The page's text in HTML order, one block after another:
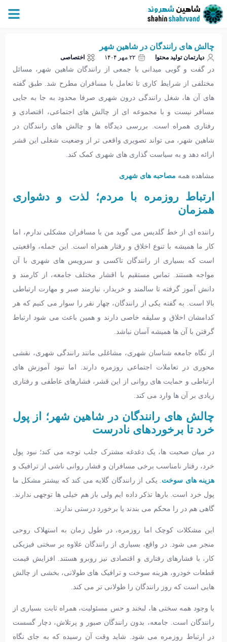
چالش های رانندگان در شاهین شهر
دپارتمان تولید محتوا ۲۲ مهر ۱۴۰۴ اختصاصی
در گفت و گویی میدانی با جمعی از رانندگان شاهین شهر، مسائل
مختلفی از شرایط کاری تا تعامل با مسافران مطرح شد. طبق گفته
های آن ها، شغل رانندگی درون شهری صرفا محدود به جا به جایی
مسافر نیست و با مجموعه ای از چالش های اجتماعی، اقتصادی و
رفتاری همراه است. بررسی دیدگاه ها و چالش های رانندگان در
شاهین شهر، می تواند تصویری واقعی تر از وضعیت شغلی این قشر
ارائه دهد و به سیاست گذاری های شهری کمک کند.
مشاهده همه مصاحبه های شهری
ارتباط روزمره با مردم؛ لذت و دشواری
همزمان
راننده ای از خط گلدیس می گوید من با مسافران مشکلی ندارم، اما
کار ما همیشه با تنوع اخلاق و رفتار همراه است. این جمله، واقعیتی
است که بسیاری از رانندگان تاکسی و سرویس های شهری با آن
مواجه هستند. تماس مستقیم با اقشار مختلف جامعه، از کارمند و
دانش آموز گرفته تا سالمند و خریدار، نیازمند صبر و مهارت ارتباطی
بالا است. به گفته‌ یکی از رانندگان، چهار نفر را سوار می کنیم که هر
کدامشان اخلاق و سلیقه خاصی دارند و همین باعث می شود ارتباط
گرفتن با آن ها همیشه آسان نباشد.
از نگاه جامعه شناسان شهری، مشاغلی مانند رانندگی شهری، نقشی
محوری در تعاملات اجتماعی روزمره دارند. اما نبود آموزش های
ارتباطی و حمایت های روانی از این قشر، فشارهای عاطفی و رفتاری
زیادی بر آن ها وارد می کند.
چالش های رانندگان در شاهین شهر؛ از پول
خرد تا برخوردهای نادرست
در میان صحبت ها، یک دغدغه مشترک جلب توجه می کند؛ نبود پول
خرد، رفتار نامناسب برخی مسافران و فشار روانی ناشی از ترافیک و
هزینه های سوخت . یکی از رانندگان گلایه می کند که بیشتر مشکل ما
پول خرد است. بارها تذکر داده ایم ولی باز هم خیلی ها توجهی ندارند.
گاهی هم در را محکم می بندند یا برخورد درستی ندارند.
این مشکلات کوچک اما روزمره، در طول زمان به استهلاک روحی
منجر می شود. در واقع، بسیاری از رانندگان علاوه بر سختی فیزیکی
کار، با فشارهای رفتاری و اقتصادی نیز روبرو هستند. افزایش قیمت
قطعات خودرو، هزینه سوخت و ترافیک های طولانی، بخشی از چالش
هایی است که روز رانندگان را طولانی تر می کند.
با وجود همه سختی ها، لبخند و حس مسئولیت، همراه ثابت بسیاری از
رانندگان است. جامعه، بدون رانندگان صبور و پرتلاش، دچار گسست
در ارتباط روزمره می شود. شاید وقت آن رسیده که به جای نگاه